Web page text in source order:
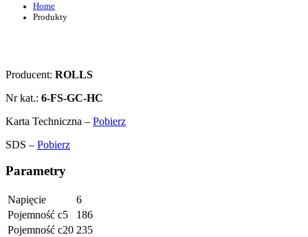
Home
Produkty
Producent: ROLLS
Nr kat.: 6-FS-GC-HC
Karta Techniczna – Pobierz
SDS – Pobierz
Parametry
Napięcie
6
Pojemność c5
186
Pojemność c20 235